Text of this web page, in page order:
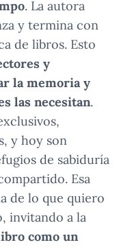
. La autora
y termina con
de libros. Esto
y
la memoria y
las necesitan.
y hoy son
de sabiduría
Esa
de lo que quiero
invitando a la
como un